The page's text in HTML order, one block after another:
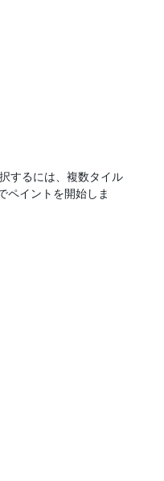
するには、複数タイル
ペイントを開始しま